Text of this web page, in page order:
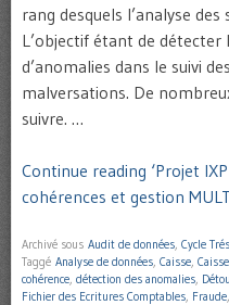
rang desquels l’analyse
L’objectif étant de détecter
d’anomalies dans le suivi
malversations. De
suivre. …
Continue reading ‘Projet
cohérences et gestion
Archivé sous Audit de données Cycle
Taggé Analyse de données Caisse
cohérence détection des anomalies
Fichier des Ecritures Comptables Fraude